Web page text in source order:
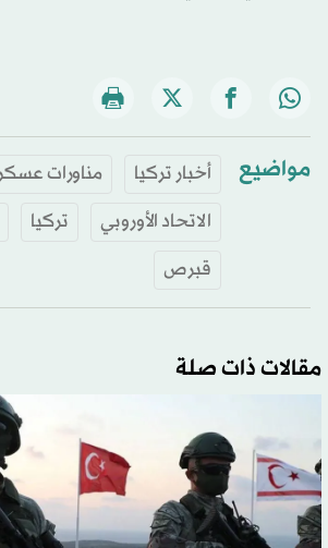
مواضيع أخبار تركيا مناورات
الاتحاد الأوروبي
تركيا
قبرص
مقالات ذات صلة